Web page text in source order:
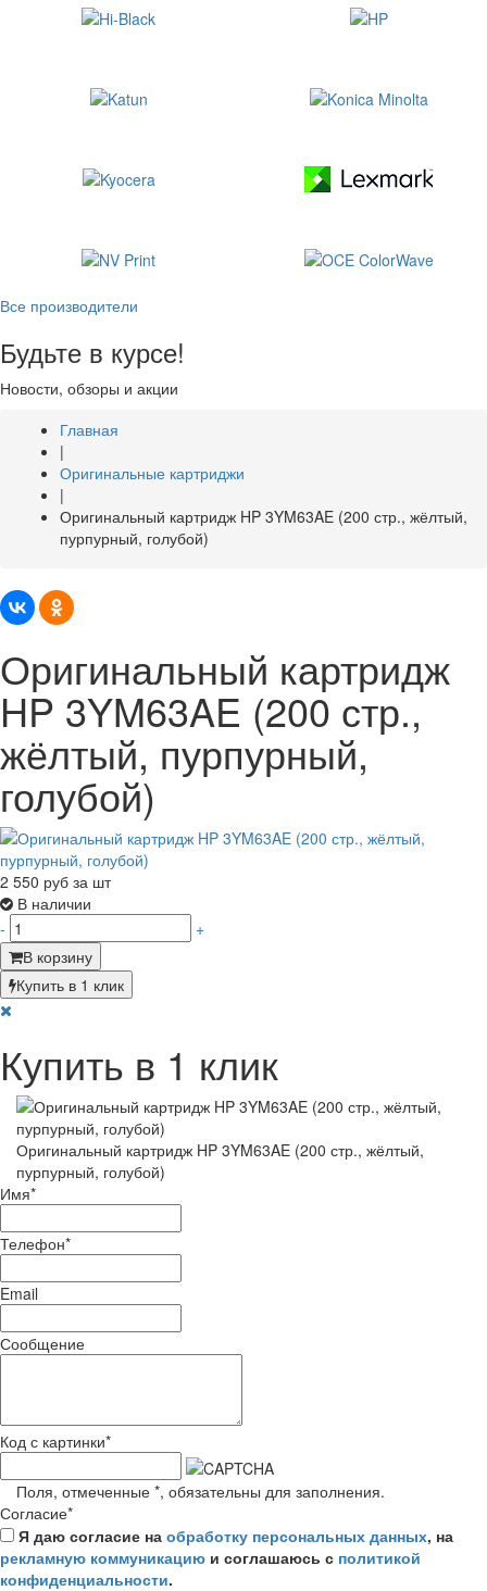
Все производители
Будьте в курсе!
Новости, обзоры и акции
Главная
|
Оригинальные картриджи
|
Оригинальный картридж HP 3YM63AE (200 стр., жёлтый,
пурпурный, голубой)
Оригинальный картридж
HP 3YM63AE (200 стр.,
жёлтый, пурпурный,
голубой)
2 550 руб за шт
В наличии
-
+
В корзину
Купить в 1 клик
Купить в 1 клик
Оригинальный картридж HP 3YM63AE (200 стр., жёлтый,
пурпурный, голубой)
Имя*
Телефон*
Email
Сообщение
Код с картинки*
Поля, отмеченные *, обязательны для заполнения.
Согласие*
Я даю согласие на обработку персональных данных, на
рекламную коммуникацию и соглашаюсь с политикой
конфиденциальности.